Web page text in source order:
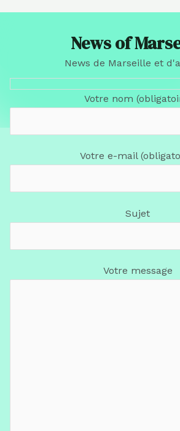
News of
News de Marseille et
Votre nom
Votre e-mail
Sujet
Votre message